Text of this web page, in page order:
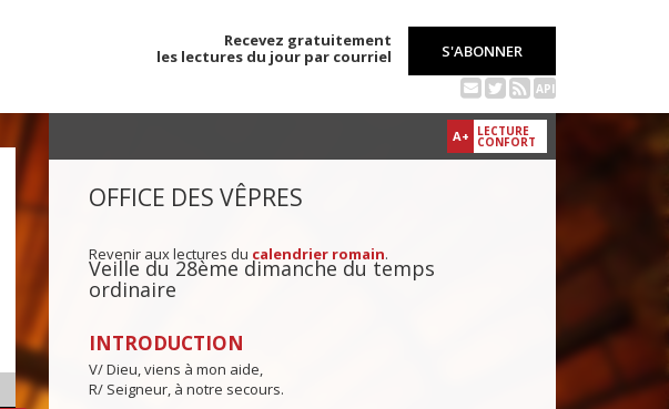
Recevez gratuitement
les lectures du jour par courriel
S'ABONNER
API
A+ LECTURE
CONFORT
OFFICE DES VÊPRES
Revenir aux lectures du calendrier romain.
Veille du 28ème dimanche du temps
ordinaire
INTRODUCTION
V/ Dieu, viens à mon aide,
R/ Seigneur, à notre secours.